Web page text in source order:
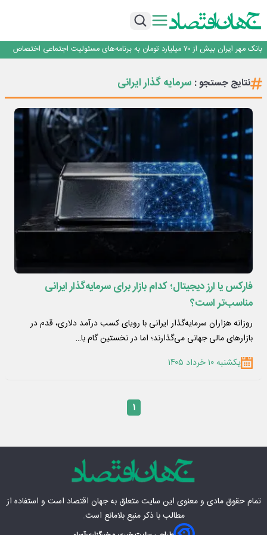
سرپرست اداره کل روابط عمومی بیمه مرکزی منصوب شد
مشتریان
بانک مهر ایران بیش از ۷۰ میلیارد تومان به برنامه‌های مسئولیت اجتماعی اختصاص
داد
پیام مدیرعامل بانک توسعه تعاون به مناسبت ۱۵ مرداد، سالروز تأسیس بانک
سرپرست اداره کل روابط عمومی بیمه مرکزی منصوب شد
مشتریان
بانک مهر ایران بیش از ۷۰ میلیارد تومان به برنامه‌های مسئولیت اجتماعی اختصاص
نتایج جستجو : سرمایه گذار ایرانی
فارکس یا ارز دیجیتال؛ کدام بازار برای سرمایه‌گذار ایرانی
مناسب‌تر است؟
روزانه هزاران سرمایه‌گذار ایرانی با رویای کسب درآمد دلاری، قدم در
بازارهای مالی جهانی می‌گذارند؛ اما در نخستین گام با…
یکشنبه ۱۰ خرداد ۱۴۰۵
۱
تمام حقوق مادی‌ و معنوی این سایت متعلق بهجهان اقتصاد است و استفاده از
مطالب با ذکر منبع بلامانع است.